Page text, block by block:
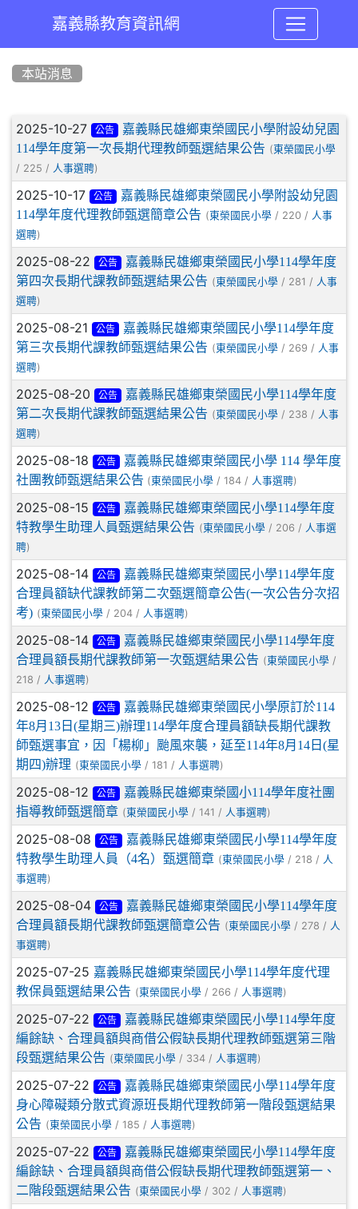
嘉義縣教育資訊網
本站消息
文章列表
2025-10-27 公告
嘉義縣民雄鄉東榮國民小學附設幼兒園
114學年度第一次長期代理教師甄選結果公告 (東榮國民小學
/ 225 / 人事選聘)
2025-10-17 公告
嘉義縣民雄鄉東榮國民小學附設幼兒園
114學年度代理教師甄選簡章公告 (東榮國民小學 / 220 / 人事
選聘)
2025-08-22 公告
嘉義縣民雄鄉東榮國民小學114學年度
第四次長期代課教師甄選結果公告 (東榮國民小學 / 281 / 人事
選聘)
2025-08-21 公告
嘉義縣民雄鄉東榮國民小學114學年度
第三次長期代課教師甄選結果公告 (東榮國民小學 / 269 / 人事
選聘)
2025-08-20 公告
嘉義縣民雄鄉東榮國民小學114學年度
第二次長期代課教師甄選結果公告 (東榮國民小學 / 238 / 人事
選聘)
2025-08-18 公告
嘉義縣民雄鄉東榮國民小學 114 學年度
社團教師甄選結果公告 (東榮國民小學 / 184 / 人事選聘)
2025-08-15 公告
嘉義縣民雄鄉東榮國民小學114學年度
特教學生助理人員甄選結果公告 (東榮國民小學 / 206 / 人事選
聘)
2025-08-14 公告
嘉義縣民雄鄉東榮國民小學114學年度
合理員額缺代課教師第二次甄選簡章公告(一次公告分次招
考) (東榮國民小學 / 204 / 人事選聘)
2025-08-14 公告
嘉義縣民雄鄉東榮國民小學114學年度
合理員額長期代課教師第一次甄選結果公告 (東榮國民小學 /
218 / 人事選聘)
2025-08-12 公告
嘉義縣民雄鄉東榮國民小學原訂於114
年8月13日(星期三)辦理114學年度合理員額缺長期代課教
師甄選事宜，因「楊柳」颱風來襲，延至114年8月14日(星
期四)辦理 (東榮國民小學 / 181 / 人事選聘)
2025-08-12 公告
嘉義縣民雄鄉東榮國小114學年度社團
指導教師甄選簡章 (東榮國民小學 / 141 / 人事選聘)
2025-08-08 公告
嘉義縣民雄鄉東榮國民小學114學年度
特教學生助理人員（4名）甄選簡章 (東榮國民小學 / 218 / 人
事選聘)
2025-08-04 公告
嘉義縣民雄鄉東榮國民小學114學年度
合理員額長期代課教師甄選簡章公告 (東榮國民小學 / 278 / 人
事選聘)
2025-07-25 嘉義縣民雄鄉東榮國民小學114學年度代理
教保員甄選結果公告 (東榮國民小學 / 266 / 人事選聘)
2025-07-22 公告
嘉義縣民雄鄉東榮國民小學114學年度
編餘缺、合理員額與商借公假缺長期代理教師甄選第三階
段甄選結果公告 (東榮國民小學 / 334 / 人事選聘)
2025-07-22 公告
嘉義縣民雄鄉東榮國民小學114學年度
身心障礙類分散式資源班長期代理教師第一階段甄選結果
公告 (東榮國民小學 / 185 / 人事選聘)
2025-07-22 公告
嘉義縣民雄鄉東榮國民小學114學年度
編餘缺、合理員額與商借公假缺長期代理教師甄選第一、
二階段甄選結果公告 (東榮國民小學 / 302 / 人事選聘)